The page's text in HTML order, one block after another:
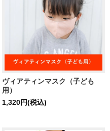
ヴィアティンマスク（子ども
用）
1,320円(税込)